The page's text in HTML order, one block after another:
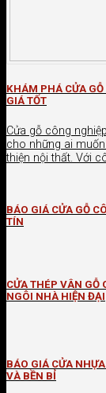
KHÁM PHÁ CỬA
GIÁ TỐT
Cửa gỗ công
cho những ai
thiện nội thất. Với
BÁO GIÁ CỬA GỖ
TÍN
CỬA THÉP VÂN GỖ
NGÔI NHÀ HIỆN ĐẠI
BÁO GIÁ CỬA
VÀ BỀN BỈ